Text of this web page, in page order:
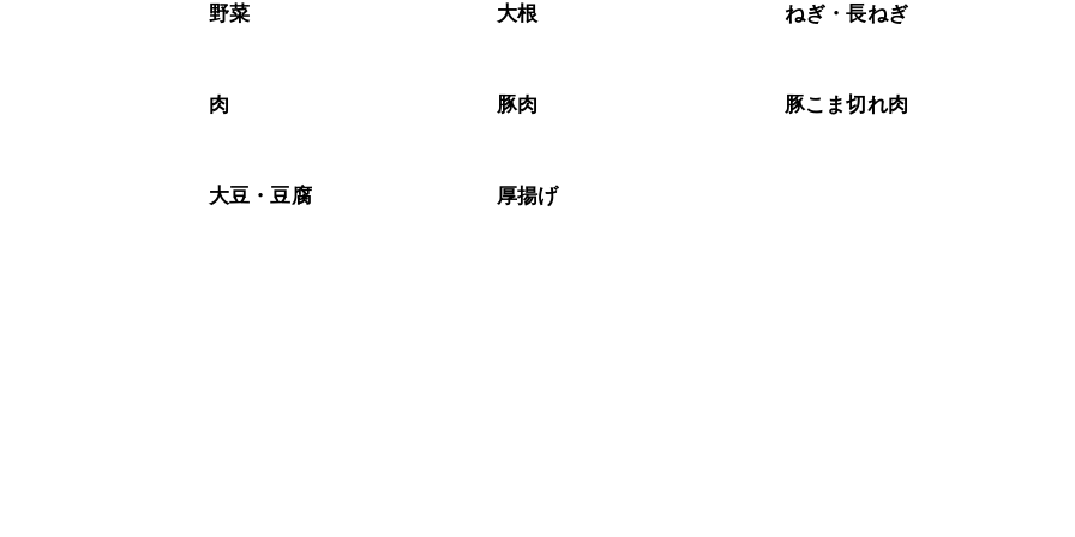
※日持ちは目安です。
野菜 大根 ねぎ・長ねぎ
肉 豚肉 豚こま切れ肉
大豆・豆腐 厚揚げ